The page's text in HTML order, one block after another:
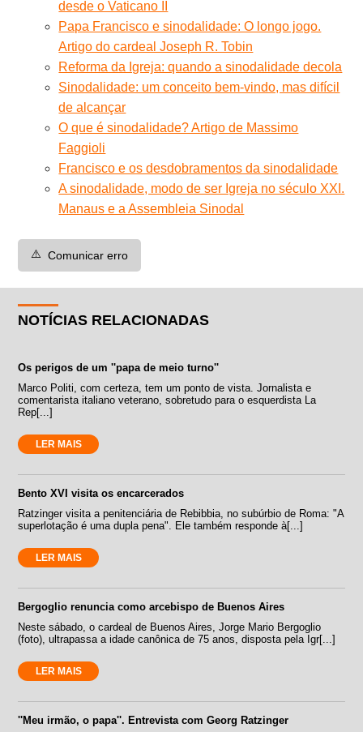
desde o Vaticano II
Papa Francisco e sinodalidade: O longo jogo.
Artigo do cardeal Joseph R. Tobin
Reforma da Igreja: quando a sinodalidade decola
Sinodalidade: um conceito bem-vindo, mas difícil
de alcançar
O que é sinodalidade? Artigo de Massimo
Faggioli
Francisco e os desdobramentos da sinodalidade
A sinodalidade, modo de ser Igreja no século XXI.
Manaus e a Assembleia Sinodal
⚠️ Comunicar erro
NOTÍCIAS RELACIONADAS
Os perigos de um ''papa de meio turno''
Marco Politi, com certeza, tem um ponto de vista. Jornalista e
comentarista italiano veterano, sobretudo para o esquerdista La
Rep[...]
LER MAIS
Bento XVI visita os encarcerados
Ratzinger visita a penitenciária de Rebibbia, no subúrbio de Roma: "A
superlotação é uma dupla pena". Ele também responde à[...]
LER MAIS
Bergoglio renuncia como arcebispo de Buenos Aires
Neste sábado, o cardeal de Buenos Aires, Jorge Mario Bergoglio
(foto), ultrapassa a idade canônica de 75 anos, disposta pela Igr[...]
LER MAIS
''Meu irmão, o papa''. Entrevista com Georg Ratzinger